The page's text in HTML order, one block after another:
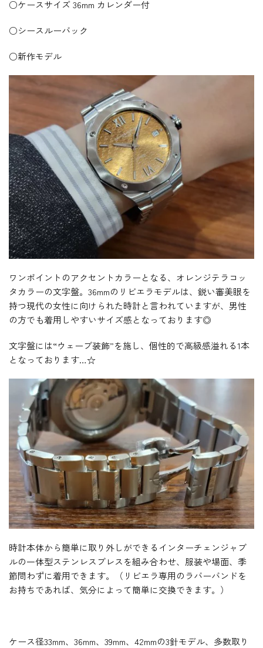
○ケースサイズ 36mm カレンダー付
○シースルーバック
○新作モデル
ワンポイントのアクセントカラーとなる、オレンジテラコッ
タカラーの文字盤。36mmのリビエラモデルは、鋭い審美眼を
持つ現代の女性に向けられた時計と言われていますが、男性
の方でも着用しやすいサイズ感となっております◎
文字盤には“ウェーブ装飾”を施し、個性的で高級感溢れる1本
となっております…☆
時計本体から簡単に取り外しができるインターチェンジャブ
ルの一体型ステンレスブレスを組み合わせ、服装や場面、季
節問わずに着用できます。（リビエラ専用のラバーバンドを
お持ちであれば、気分によって簡単に交換できます。）
ケース径33mm、36mm、39mm、42mmの3針モデル、多数取り